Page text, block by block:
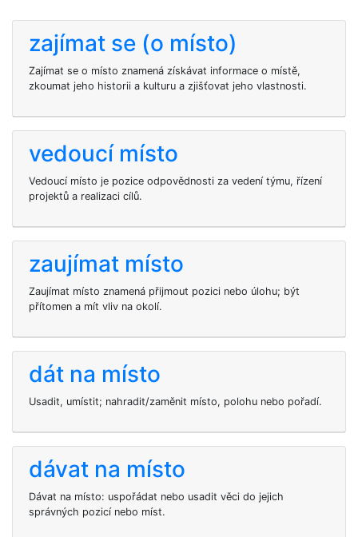
zajímat se (o místo)
Zajímat se o místo znamená získávat informace o místě,
zkoumat jeho historii a kulturu a zjišťovat jeho vlastnosti.
vedoucí místo
Vedoucí místo je pozice odpovědnosti za vedení týmu, řízení
projektů a realizaci cílů.
zaujímat místo
Zaujímat místo znamená přijmout pozici nebo úlohu; být
přítomen a mít vliv na okolí.
dát na místo
Usadit, umístit; nahradit/zaměnit místo, polohu nebo pořadí.
dávat na místo
Dávat na místo: uspořádat nebo usadit věci do jejich
správných pozicí nebo míst.